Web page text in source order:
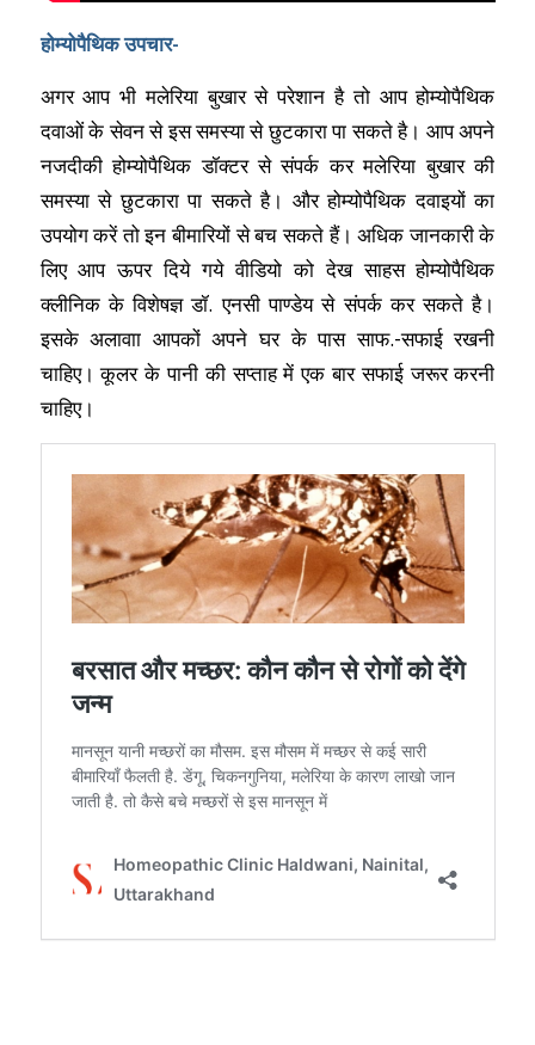
होम्योपैथिक उपचार-
अगर आप भी मलेरिया बुखार से परेशान है तो आप होम्योपैथिक
दवाओं के सेवन से इस समस्या से छुटकारा पा सकते है। आप अपने
नजदीकी होम्योपैथिक डॉक्टर से संपर्क कर मलेरिया बुखार की
समस्या से छुटकारा पा सकते है। और होम्योपैथिक दवाइयों का
उपयोग करें तो इन बीमारियों से बच सकते हैं। अधिक जानकारी के
लिए आप ऊपर दिये गये वीडियो को देख साहस होम्योपैथिक
क्लीनिक के विशेषज्ञ डॉ. एनसी पाण्डेय से संपर्क कर सकते है।
इसके अलावाा आपकों अपने घर के पास साफ.-सफाई रखनी
चाहिए। कूलर के पानी की सप्ताह में एक बार सफाई जरूर करनी
चाहिए।